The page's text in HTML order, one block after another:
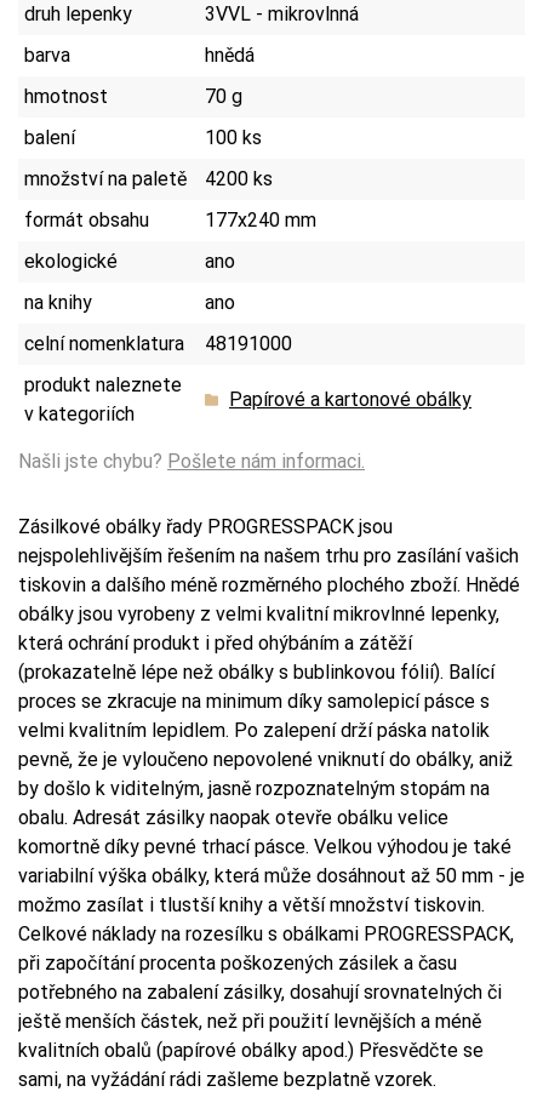
druh lepenky
3VVL - mikrovlnná
barva
hnědá
hmotnost
70 g
balení
100 ks
množství na paletě
4200 ks
formát obsahu
177x240 mm
ekologické
ano
na knihy
ano
celní nomenklatura
48191000
produkt naleznete
v kategoriích
Papírové a kartonové obálky
Našli jste chybu? Pošlete nám informaci.
Zásilkové obálky řady PROGRESSPACK jsou
nejspolehlivějším řešením na našem trhu pro zasílání vašich
tiskovin a dalšího méně rozměrného plochého zboží. Hnědé
obálky jsou vyrobeny z velmi kvalitní mikrovlnné lepenky,
která ochrání produkt i před ohýbáním a zátěží
(prokazatelně lépe než obálky s bublinkovou fólií). Balící
proces se zkracuje na minimum díky samolepicí pásce s
velmi kvalitním lepidlem. Po zalepení drží páska natolik
pevně, že je vyloučeno nepovolené vniknutí do obálky, aniž
by došlo k viditelným, jasně rozpoznatelným stopám na
obalu. Adresát zásilky naopak otevře obálku velice
komortně díky pevné trhací pásce. Velkou výhodou je také
variabilní výška obálky, která může dosáhnout až 50 mm - je
možmo zasílat i tlustší knihy a větší množství tiskovin.
Celkové náklady na rozesílku s obálkami PROGRESSPACK,
při započítání procenta poškozených zásilek a času
potřebného na zabalení zásilky, dosahují srovnatelných či
ještě menších částek, než při použití levnějších a méně
kvalitních obalů (papírové obálky apod.) Přesvědčte se
sami, na vyžádání rádi zašleme bezplatně vzorek.